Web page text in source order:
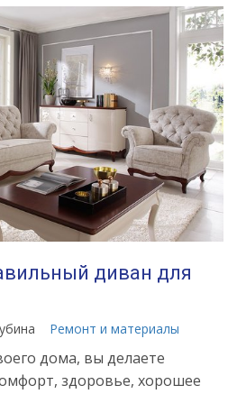
диван для
Ремонт и материалы
дома, вы делаете
здоровье, хорошее